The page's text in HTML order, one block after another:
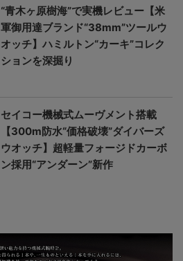
“青木ヶ原樹海”で実機レビュー【米
軍御用達ブランド“38mm”ツールウ
オッチ】ハミルトン“カーキ”コレク
ションを深掘り
セイコー機械式ムーヴメント搭載
【300m防水“価格破壊”ダイバーズ
ウオッチ】超軽量フォージドカーボ
ン採用“アンダーン”新作